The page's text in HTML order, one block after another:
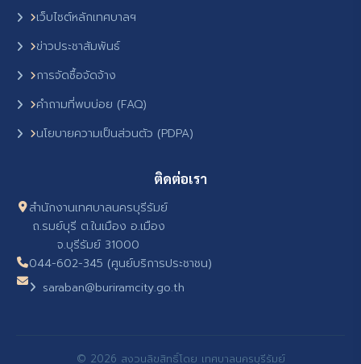
เว็บไซต์หลักเทศบาลฯ
ข่าวประชาสัมพันธ์
การจัดซื้อจัดจ้าง
คำถามที่พบบ่อย (FAQ)
นโยบายความเป็นส่วนตัว (PDPA)
ติดต่อเรา
สำนักงานเทศบาลนครบุรีรัมย์
ถ.รมย์บุรี ต.ในเมือง อ.เมือง
จ.บุรีรัมย์ 31000
044-602-345 (ศูนย์บริการประชาชน)
saraban@buriramcity.go.th
© 2026 สงวนลิขสิทธิ์โดย เทศบาลนครบุรีรัมย์